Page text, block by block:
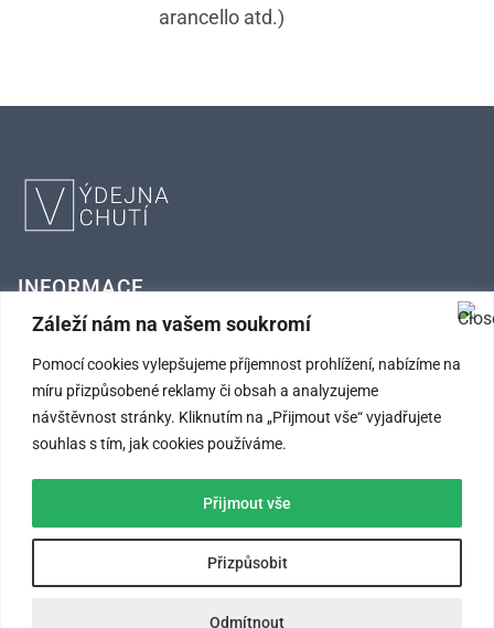
Záleží nám na vašem soukromí
Pomocí cookies vylepšujeme příjemnost prohlížení, nabízíme na
míru přizpůsobené reklamy či obsah a analyzujeme
návštěvnost stránky. Kliknutím na „Přijmout vše“ vyjadřujete
souhlas s tím, jak cookies používáme.
Přizpůsobit
Odmítnout
Přijmout vše
arancello atd.)
INFORMACE
Kontaktní údaje
Obchodní podmínky
Ochrana osobních údajů
SLEDUJTE NÁS